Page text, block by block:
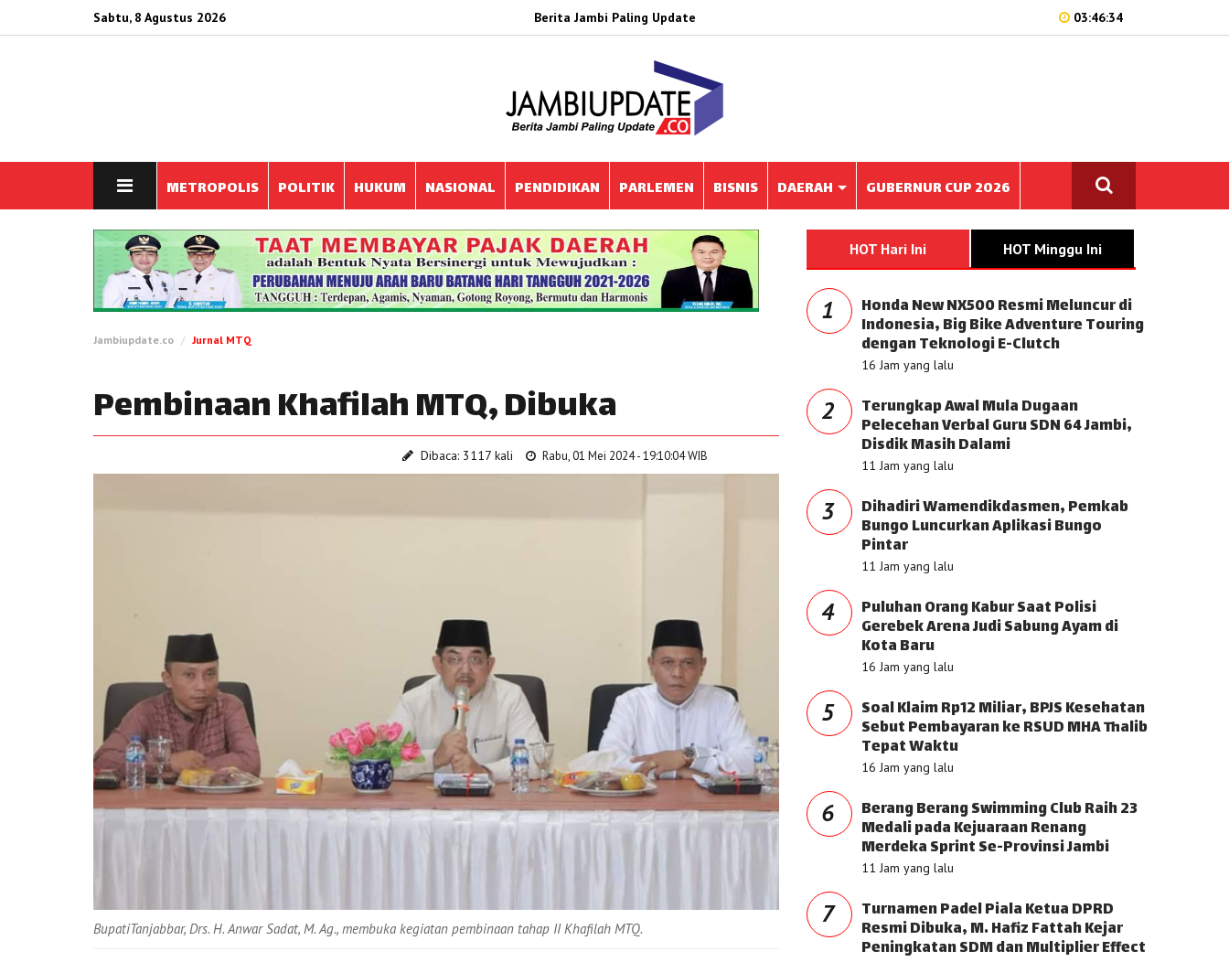
Sabtu, 8 Agustus 2026 Berita Jambi Paling Update 03:46:34
METROPOLIS POLITIK HUKUM NASIONAL PENDIDIKAN PARLEMEN BISNIS DAERAH GUBERNUR CUP 2026
Jambiupdate.co Jurnal MTQ
Pembinaan Khafilah MTQ, Dibuka
Dibaca: 3117 kali Rabu, 01 Mei 2024 - 19:10:04 WIB
BupatiTanjabbar, Drs. H. Anwar Sadat, M. Ag., membuka kegiatan pembinaan tahap II Khafilah MTQ.
HOT Hari Ini HOT Minggu Ini
1 Honda New NX500 Resmi Meluncur di
Indonesia, Big Bike Adventure Touring
dengan Teknologi E-Clutch
16 Jam yang lalu
2 Terungkap Awal Mula Dugaan
Pelecehan Verbal Guru SDN 64 Jambi,
Disdik Masih Dalami
11 Jam yang lalu
3 Dihadiri Wamendikdasmen, Pemkab
Bungo Luncurkan Aplikasi Bungo
Pintar
11 Jam yang lalu
4 Puluhan Orang Kabur Saat Polisi
Gerebek Arena Judi Sabung Ayam di
Kota Baru
16 Jam yang lalu
5 Soal Klaim Rp12 Miliar, BPJS Kesehatan
Sebut Pembayaran ke RSUD MHA Thalib
Tepat Waktu
16 Jam yang lalu
6 Berang Berang Swimming Club Raih 23
Medali pada Kejuaraan Renang
Merdeka Sprint Se-Provinsi Jambi
11 Jam yang lalu
7 Turnamen Padel Piala Ketua DPRD
Resmi Dibuka, M. Hafiz Fattah Kejar
Peningkatan SDM dan Multiplier Effect